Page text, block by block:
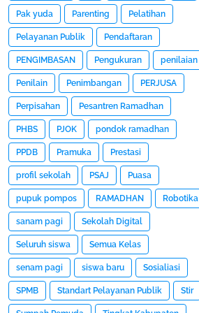
Pak yuda Parenting Pelatihan
Pelayanan Publik Pendaftaran
PENGIMBASAN Pengukuran penilaian
Penilain Penimbangan PERJUSA
Perpisahan Pesantren Ramadhan
PHBS PJOK pondok ramadhan
PPDB Pramuka Prestasi
profil sekolah PSAJ Puasa
pupuk pompos RAMADHAN Robotika
sanam pagi Sekolah Digital
Seluruh siswa Semua Kelas
senam pagi siswa baru Sosialiasi
SPMB Standart Pelayanan Publik Stir